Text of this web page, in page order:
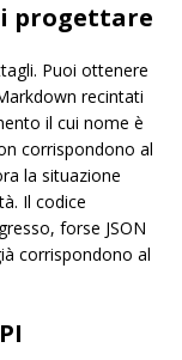
progettare
Puoi ottenere
recintati
il cui nome è
corrispondono al
la situazione
Il codice
forse JSON
corrispondono al